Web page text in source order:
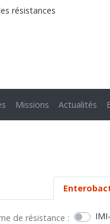
résistances
Missions Actualités
de résistance :